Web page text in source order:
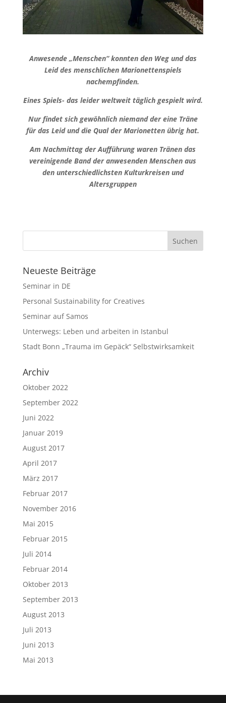
Anwesende „Menschen“ konnten den Weg und das
Leid des menschlichen Marionettenspiels
nachempfinden.
Eines Spiels- das leider weltweit täglich gespielt wird.
Nur findet sich gewöhnlich niemand der eine Träne
für das Leid und die Qual der Marionetten übrig hat.
Am Nachmittag der Aufführung waren Tränen das
vereinigende Band der anwesenden Menschen aus
den unterschiedlichsten Kulturkreisen und
Altersgruppen
Neueste Beiträge
Seminar in DE
Personal Sustainability for Creatives
Seminar auf Samos
Unterwegs: Leben und arbeiten in Istanbul
Stadt Bonn „Trauma im Gepäck“ Selbstwirksamkeit
Archiv
Oktober 2022
September 2022
Juni 2022
Januar 2019
August 2017
April 2017
März 2017
Februar 2017
November 2016
Mai 2015
Februar 2015
Juli 2014
Februar 2014
Oktober 2013
September 2013
August 2013
Juli 2013
Juni 2013
Mai 2013